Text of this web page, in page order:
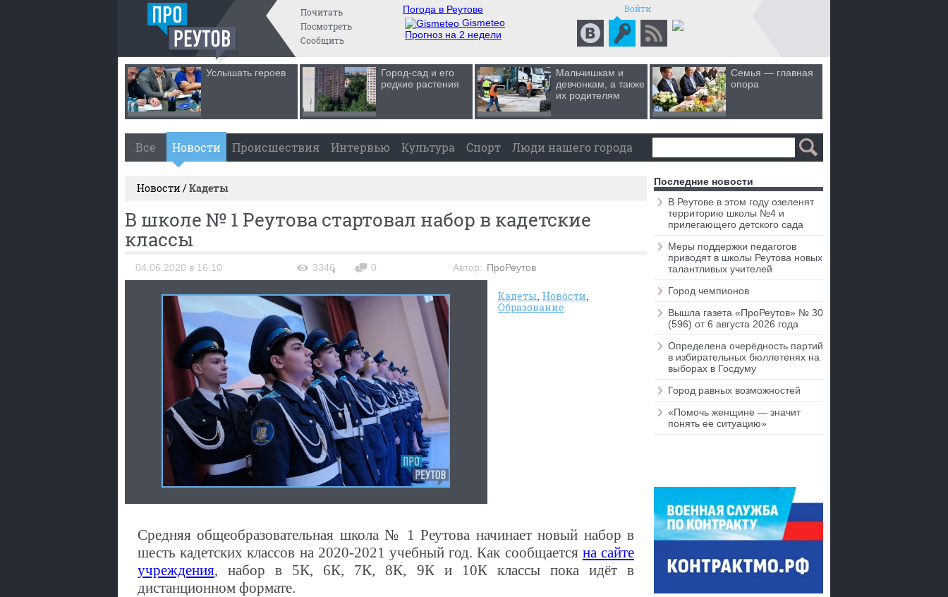
Почитать
Посмотреть
Сообщить
Погода в Реутове
Gismeteo
Прогноз на 2 недели
Войти
Услышать героев
Город-сад и его
редкие растения
Мальчишкам и
девчонкам, а также
их родителям
Семья — главная
опора
Все Новости Происшествия Интервью Культура Спорт Люди нашего города
Новости /Кадеты
В школе № 1 Реутова стартовал набор в кадетские
классы
04.06.2020 в 16:10 3346 0 Автор: ПроРеутов
Кадеты Новости
Образование
Средняя общеобразовательная школа № 1 Реутова начинает новый набор в
шесть кадетских классов на 2020-2021 учебный год. Как сообщается на сайте
учреждения,набор в 5К, 6К, 7К, 8К, 9К и 10К классы пока идёт в
дистанционном формате.
Последние новости
В Реутове в этом году озеленят
территорию школы №4 и
прилегающего детского сада
Меры поддержки педагогов
приводят в школы Реутова новых
талантливых учителей
Город чемпионов
Вышла газета «ПроРеутов» № 30
(596) от 6 августа 2026 года
Определена очерёдность партий
в избирательных бюллетенях на
выборах в Госдуму
Город равных возможностей
«Помочь женщине — значит
понять ее ситуацию»